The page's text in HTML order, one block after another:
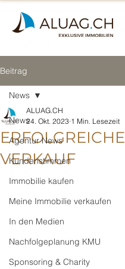
Beitrag
News
Agentur News
Kundenstimmen
Immobilie kaufen
Meine Immobilie verkaufen
In den Medien
Nachfolgeplanung KMU
Sponsoring & Charity
News
VERKAUF
ALUAG.CH
24. Okt. 2023 1 Min. Lesezeit